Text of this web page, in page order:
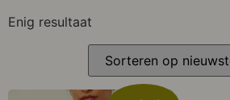
Enig resultaat